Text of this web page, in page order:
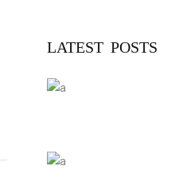
LATEST POSTS